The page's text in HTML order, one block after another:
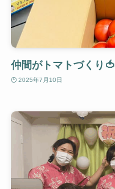
仲間がトマトづくり🍅
2025年7月10日